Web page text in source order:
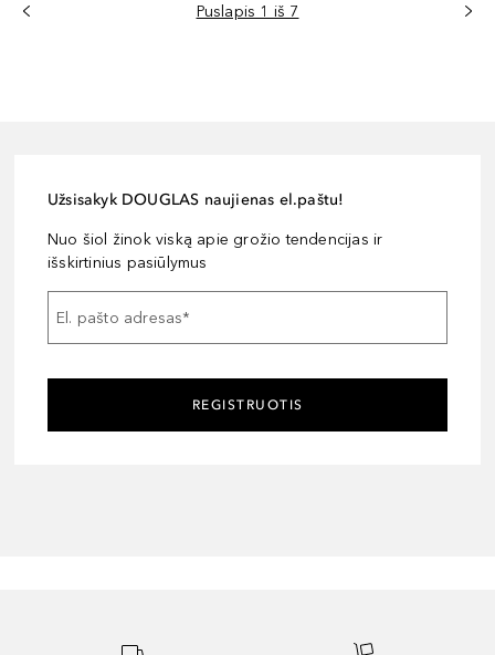
Puslapis 1 iš 7
Užsisakyk DOUGLAS naujienas el.paštu!
Nuo šiol žinok viską apie grožio tendencijas ir
išskirtinius pasiūlymus
El. pašto adresas*
REGISTRUOTIS